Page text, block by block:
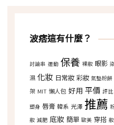
波痞這有什麼？
討論串 運動 保養 裸妝 眼影
濕 化妝 日常妝 彩妝 氣墊粉餅
架 MIT 懶人包 好用 平價 評比
塑身 唇膏 韓系 光澤 推薦
妝 減肥 底妝 簡單 歐美 穿搭